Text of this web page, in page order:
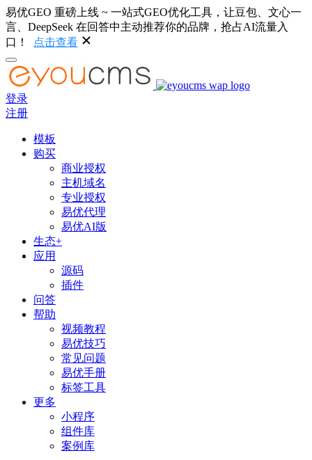
易优GEO 重磅上线 ~ 一站式GEO优化工具，让豆包、文心一
言、DeepSeek 在回答中主动推荐你的品牌，抢占AI流量入
口！
点击查看
登录
注册
模板
购买
商业授权
主机域名
专业授权
易优代理
易优AI版
生态+
应用
源码
插件
问答
帮助
视频教程
易优技巧
常见问题
易优手册
标签工具
更多
小程序
组件库
案例库